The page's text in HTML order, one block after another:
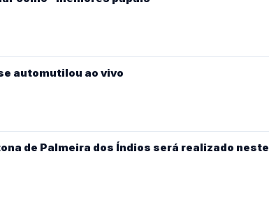
automutilou ao vivo
de Palmeira dos Índios será realizado neste